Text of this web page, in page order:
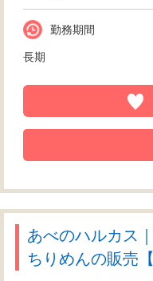
勤務期間
長期
あべのハルカス
ちりめんの販売【